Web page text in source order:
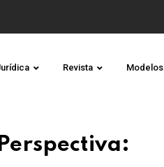
Revista Modelos